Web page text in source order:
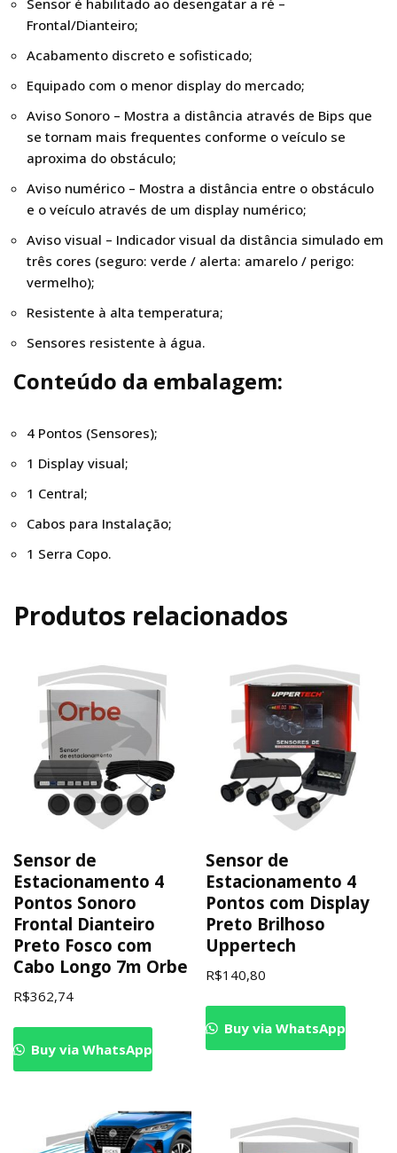
Sensor é habilitado ao desengatar a ré –
Frontal/Dianteiro;
Acabamento discreto e sofisticado;
Equipado com o menor display do mercado;
Aviso Sonoro – Mostra a distância através de Bips que
se tornam mais frequentes conforme o veículo se
aproxima do obstáculo;
Aviso numérico – Mostra a distância entre o obstáculo
e o veículo através de um display numérico;
Aviso visual – Indicador visual da distância simulado em
três cores (seguro: verde / alerta: amarelo / perigo:
vermelho);
Resistente à alta temperatura;
Sensores resistente à água.
Conteúdo da embalagem:
4 Pontos (Sensores);
1 Display visual;
1 Central;
Cabos para Instalação;
1 Serra Copo.
Produtos relacionados
Sensor de
Estacionamento 4
Pontos Sonoro
Frontal Dianteiro
Preto Fosco com
Cabo Longo 7m Orbe
R$362,74
Buy via WhatsApp
Sensor de
Estacionamento 4
Pontos com Display
Preto Brilhoso
Uppertech
R$140,80
Buy via WhatsApp